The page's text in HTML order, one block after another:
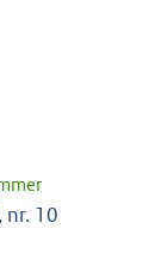
nr. 10